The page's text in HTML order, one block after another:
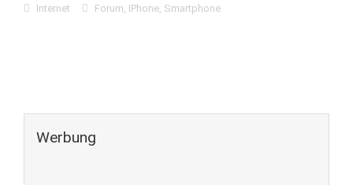
Internet Forum, IPhone, Smartphone
Werbung